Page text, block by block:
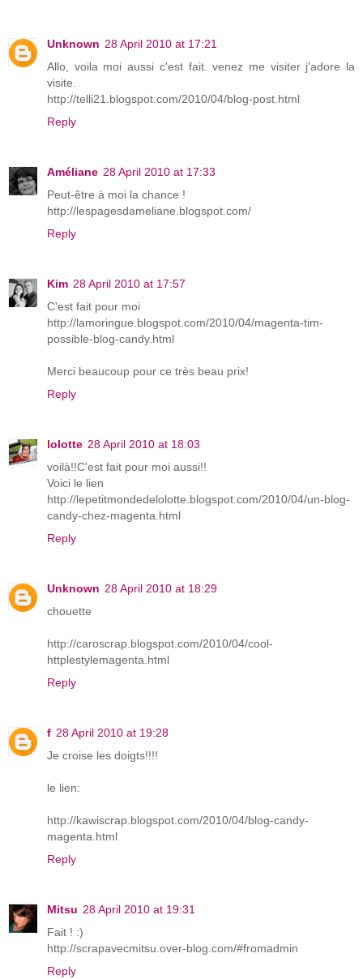
Unknown 28 April 2010 at 17:21
Allo, voila moi aussi c'est fait. venez me visiter j'adore la
visite.
http://telli21.blogspot.com/2010/04/blog-post.html
Reply
Améliane 28 April 2010 at 17:33
Peut-être à moi la chance !
http://lespagesdameliane.blogspot.com/
Reply
Kim 28 April 2010 at 17:57
C'est fait pour moi
http://lamoringue.blogspot.com/2010/04/magenta-tim-
possible-blog-candy.html
Merci beaucoup pour ce très beau prix!
Reply
lolotte 28 April 2010 at 18:03
voilà!!C'est fait pour moi aussi!!
Voici le lien
http://lepetitmondedelolotte.blogspot.com/2010/04/un-blog-
candy-chez-magenta.html
Reply
Unknown 28 April 2010 at 18:29
chouette
http://caroscrap.blogspot.com/2010/04/cool-
httplestylemagenta.html
Reply
f 28 April 2010 at 19:28
Je croise les doigts!!!!
le lien:
http://kawiscrap.blogspot.com/2010/04/blog-candy-
magenta.html
Reply
Mitsu 28 April 2010 at 19:31
Fait ! :)
http://scrapavecmitsu.over-blog.com/#fromadmin
Reply